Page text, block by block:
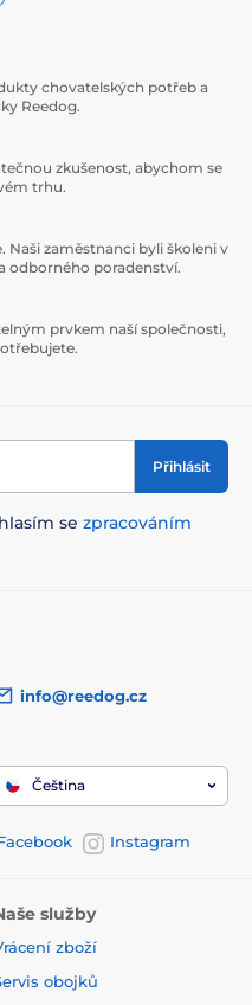
chovatelských potřeb a
Reedog.
zkušenost, abychom se
trhu.
Naši zaměstnanci byli školeni v
odborného poradenství.
prvkem naší společnosti,
Přihlásit
se zpracováním
info@reedog.cz
Čeština
Instagram
služby
zboží
obojků